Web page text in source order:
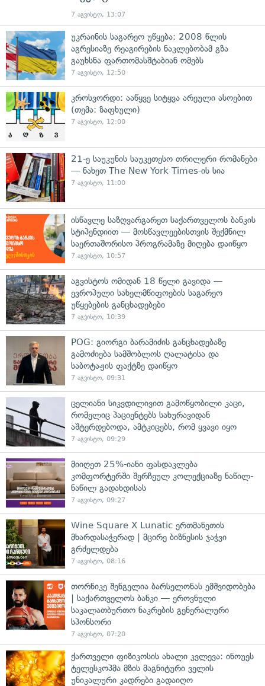
7 აგვისტო, 13:07
უკრაინის საგარეო უწყება: 2008 წლის
აგრესიაზე რეაგირების ნაკლებობამ გზა
გაუხსნა ფართომასშტაბიან ომებს
7 აგვისტო, 12:50
კროსვორდი: ააწყვე სიტყვა არეული ასოებით
(თემა: ზაფხული)
7 აგვისტო, 12:00
21-ე საუკუნის საუკეთესო თრილერი რომანები
— ნახეთ The New York Times-ის სია
7 აგვისტო, 11:00
ისწავლე საზღვარგარეთ საქართველოს ბანკის
სტიპენდიით — მოსწავლეებისთვის შექმნილ
საერთაშორისო პროგრამაზე მიღება დაიწყო
7 აგვისტო, 10:57
აგვისტოს ომიდან 18 წელი გავიდა —
ევროპული სახელმწიფოების საგარეო
უწყებების განცხადებები
7 აგვისტო, 10:39
POG: გიორგი ბარამიძის განცხადებაზე
გამოძიება სამშობლოს ღალატისა და
საბოტაჟის ფაქტზე დაიწყო
7 აგვისტო, 09:31
ცელიანი სიკვდილივით გამოწყობილი კაცი,
რომელიც პაციენტებს სახურავიდან
აშტერდებოდა, ამტკიცებს, რომ ყვავი იყო
7 აგვისტო, 09:29
მიიღეთ 25%-იანი ფასდაკლება
კომფორტერში შერჩეულ კოლექციაზე ნაწილ-
ნაწილ გადახდისას
7 აგვისტო, 09:27
Wine Square X Lunatic ერთმანეთის
მხარდასაჭერად | მცირე ბიზნესის ჯაჭვი
გრძელდება
7 აგვისტო, 08:16
თორნიკე შენგელია ბარსელონას ემშვიდობება
| საქართველოს ბანკი — ეროვნული
საკალათბურთო ნაკრების გენერალური
სპონსორი
7 აგვისტო, 07:20
ქართველი ფიზიკოსის ახალი კვლევა: ინოუეს
ტელესკოპმა მზის მაგნიტური ველის
უნიკალური კადრები გადაიღო